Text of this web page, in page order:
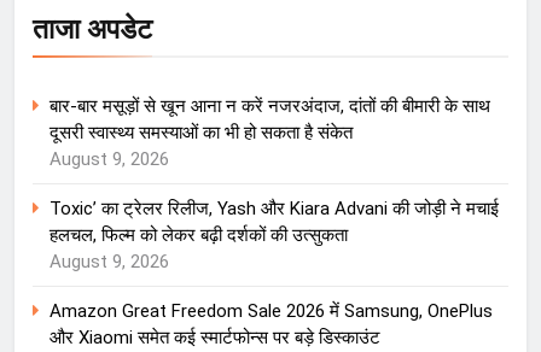
ताजा अपडेट
बार-बार मसूड़ों से खून आना न करें नजरअंदाज, दांतों की बीमारी के साथ
दूसरी स्वास्थ्य समस्याओं का भी हो सकता है संकेत
August 9, 2026
Toxic’ का ट्रेलर रिलीज, Yash और Kiara Advani की जोड़ी ने मचाई
हलचल, फिल्म को लेकर बढ़ी दर्शकों की उत्सुकता
August 9, 2026
Amazon Great Freedom Sale 2026 में Samsung, OnePlus
और Xiaomi समेत कई स्मार्टफोन्स पर बड़े डिस्काउंट